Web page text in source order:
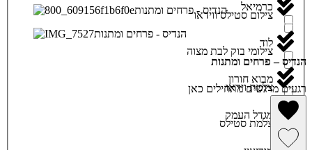
צילום סטילס ווידאו
צילומי בוק לבת מצוה
צלמת וידאו
צלמת סטילס
כרמיאל
לוד
מבוא חורון
מגדל העמק
הנדיס – פרחים ומתנות
רגעים מרגשים מתחילים כאן
הסרה מרשימת מועדפים